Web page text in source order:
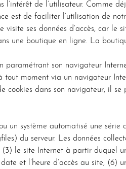
de l’utilisateur. Comme
est de faciliter l’utilisation de
ses données d’accès, car le
une boutique en ligne. La
son navigateur
moment via un navigateur
cookies dans son navigateur, il se
un système automatisé une série
du serveur. Les données
le site Internet à partir duquel
et l’heure d’accès au site, (6)